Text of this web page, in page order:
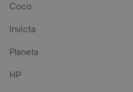
Coco
Invicta
Planeta
HP